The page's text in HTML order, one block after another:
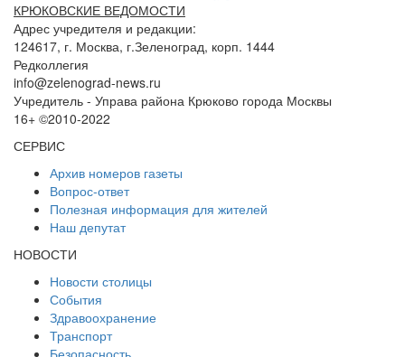
КРЮКОВСКИЕ ВЕДОМОСТИ
Адрес учредителя и редакции:
124617, г. Москва, г.Зеленоград, корп. 1444
Редколлегия
info@zelenograd-news.ru
Учредитель - Управа района Крюково города Москвы
16+ ©2010-2022
СЕРВИС
Архив номеров газеты
Вопрос-ответ
Полезная информация для жителей
Наш депутат
НОВОСТИ
Новости столицы
События
Здравоохранение
Транспорт
Безопасность